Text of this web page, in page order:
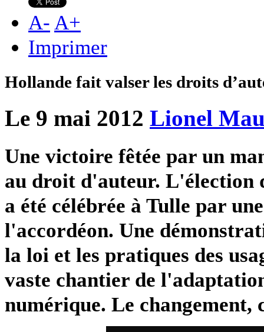
A- A+
Imprimer
Hollande fait valser les droits
Le 9 mai 2012 Lionel
Une victoire fêtée par un
au droit d'auteur. L'élection
a été célébrée à Tulle par
l'accordéon. Une
la loi et les pratiques des
vaste chantier de
numérique. Le